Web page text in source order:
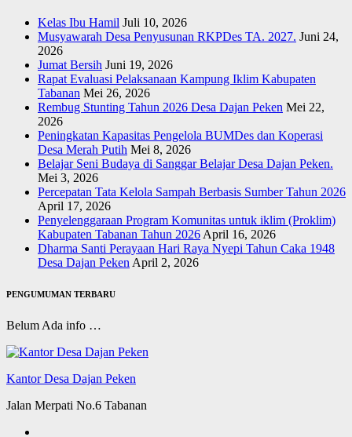
Kelas Ibu Hamil Juli 10, 2026
Musyawarah Desa Penyusunan RKPDes TA. 2027. Juni 24,
2026
Jumat Bersih Juni 19, 2026
Rapat Evaluasi Pelaksanaan Kampung Iklim Kabupaten
Tabanan Mei 26, 2026
Rembug Stunting Tahun 2026 Desa Dajan Peken Mei 22,
2026
Peningkatan Kapasitas Pengelola BUMDes dan Koperasi
Desa Merah Putih Mei 8, 2026
Belajar Seni Budaya di Sanggar Belajar Desa Dajan Peken.
Mei 3, 2026
Percepatan Tata Kelola Sampah Berbasis Sumber Tahun 2026
April 17, 2026
Penyelenggaraan Program Komunitas untuk iklim (Proklim)
Kabupaten Tabanan Tahun 2026 April 16, 2026
Dharma Santi Perayaan Hari Raya Nyepi Tahun Caka 1948
Desa Dajan Peken April 2, 2026
PENGUMUMAN TERBARU
Belum Ada info …
Kantor Desa Dajan Peken
Jalan Merpati No.6 Tabanan